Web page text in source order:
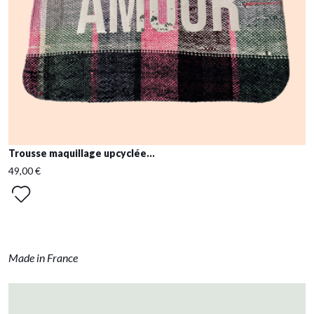
Trousse maquillage upcyclée...
49,00 €
Made in France